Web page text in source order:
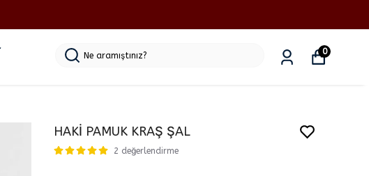
0
HAKİ PAMUK KRAŞ ŞAL
2 değerlendirme